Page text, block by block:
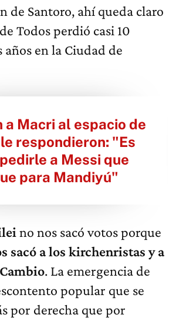
de Santoro, ahí queda claro
Todos perdió casi 10
en la Ciudad de
a Macri al espacio de
respondieron: "Es
a Messi que
para Mandiyú"
no nos sacó votos porque
sacó a los kirchenristas y a
. La emergencia de
popular que se
por derecha que por